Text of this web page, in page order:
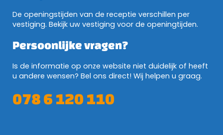
De openingstijden van de receptie verschillen per
vestiging. Bekijk uw vestiging voor de openingtijden.
Persoonlijke vragen?
Is de informatie op onze website niet duidelijk of heeft
u andere wensen? Bel ons direct! Wij helpen u graag.
078 6 120 110